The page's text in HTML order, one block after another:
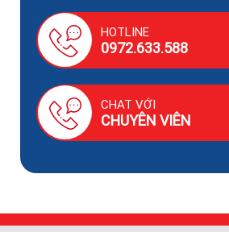
HOTLINE
0972.633.588
CHAT VỚI
CHUYÊN VIÊN